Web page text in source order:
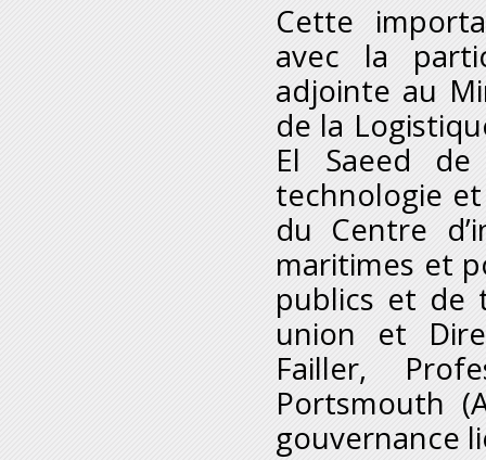
Cette
avec la
adjointe au
de la
El Saeed
technologie
du Centre
maritimes et
publics et de
union et
Failler,
Portsmouth
gouvernance